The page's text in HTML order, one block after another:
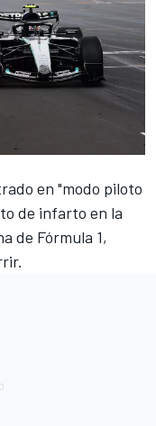
en "modo piloto
de infarto en la
de Fórmula 1,